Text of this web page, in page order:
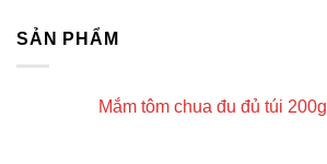
SẢN PHẨM
Mắm tôm chua đu đủ túi 200g